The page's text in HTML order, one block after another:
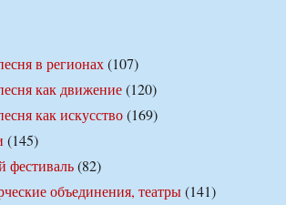
в регионах(107)
как движение(120)
как искусство(169)
(145)
фестиваль(82)
объединения, театры(141)